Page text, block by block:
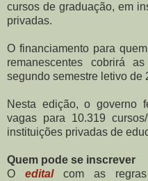
cursos de graduação, em
privadas.
O financiamento para
remanescentes cobrirá
segundo semestre letivo de
Nesta edição, o governo
vagas para 10.319
instituições privadas de
Quem pode se inscrever
O editalcom as regras